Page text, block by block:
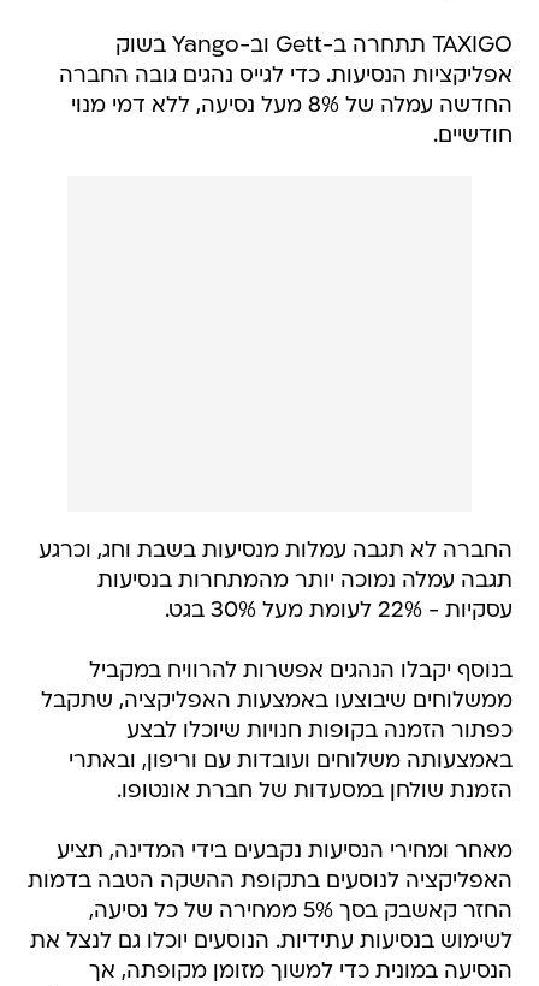
TAXIGO תתחרה ב-Gett וב-Yango בשוק
אפליקציות הנסיעות. כדי לגייס נהגים גובה החברה
החדשה עמלה של 8% מעל נסיעה, ללא דמי מנוי
חודשיים.
החברה לא תגבה עמלות מנסיעות בשבת וחג, וכרגע
תגבה עמלה נמוכה יותר מהמתחרות בנסיעות
עסקיות - 22% לעומת מעל 30% בגט.
בנוסף יקבלו הנהגים אפשרות להרוויח במקביל
ממשלוחים שיבוצעו באמצעות האפליקציה, שתקבל
כפתור הזמנה בקופות חנויות שיוכלו לבצע
באמצעותה משלוחים ועובדות עם וריפון, ובאתרי
הזמנת שולחן במסעדות של חברת אונטופו.
מאחר ומחירי הנסיעות נקבעים בידי המדינה, תציע
האפליקציה לנוסעים בתקופת ההשקה הטבה בדמות
החזר קאשבק בסך 5% ממחירה של כל נסיעה,
לשימוש בנסיעות עתידיות. הנוסעים יוכלו גם לנצל את
הנסיעה במונית כדי למשוך מזומן מקופתה, אך